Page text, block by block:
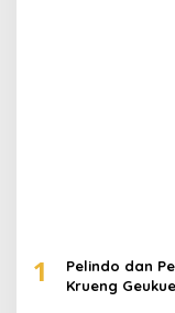
1
Pelindo dan
Krueng